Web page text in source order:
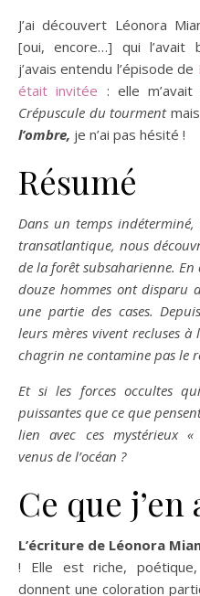
J’ai découvert Léonora Miano par l’intermédiaire d’Hajar
[oui, encore…] qui l’avait
j’avais entendu l’épisode de
était invitée : elle
Crépuscule du tourmentmais
l’ombre, je n’ai pas hésité !
Résumé
Dans un temps
transatlantique, nous
de la forêt subsaharienne.
douze hommes ont disparu
une partie des cases.
leurs mères vivent recluses
chagrin ne contamine pas le
Et si les forces occultes
puissantes que ce que
lien avec ces mystérieux «
venus de l’océan ?
Ce que j’en
L’écriture de Léonora
! Elle est riche,
donnent une coloration